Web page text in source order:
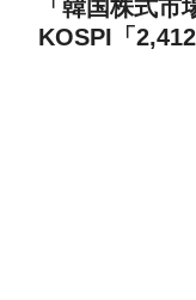
「韓国株式市
KOSPI「